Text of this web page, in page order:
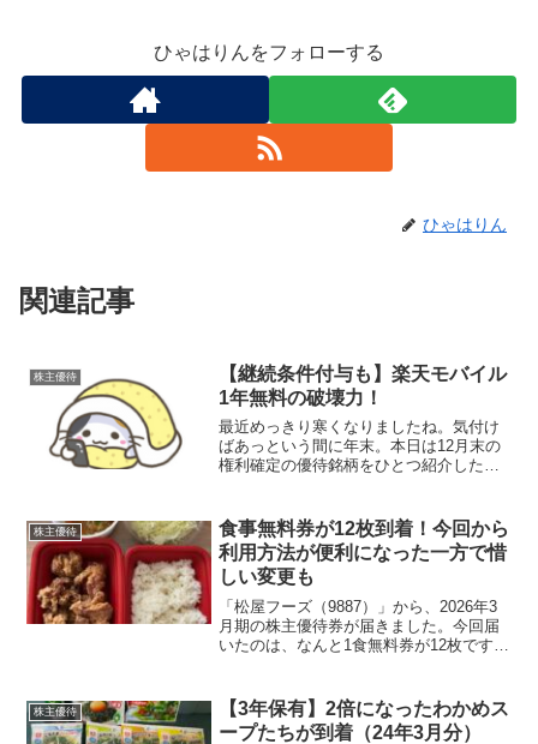
ひゃはりんをフォローする
ひゃはりん
関連記事
株主優待
【継続条件付与も】楽天モバイル
1年無料の破壊力！
最近めっきり寒くなりましたね。気付け
ばあっという間に年末。本日は12月末の
権利確定の優待銘柄をひとつ紹介したい
す。優待内容は「楽天モバイル」最大1年
分！！楽天グル...
株主優待
食事無料券が12枚到着！今回から
利用方法が便利になった一方で惜
しい変更も
「松屋フーズ（9887）」から、2026年3
月期の株主優待券が届きました。今回届
いたのは、なんと1食無料券が12枚です！
店舗にて利用可能な食事優待券を贈呈
【権利月：3月...
株主優待
【3年保有】2倍になったわかめス
ープたちが到着（24年3月分）